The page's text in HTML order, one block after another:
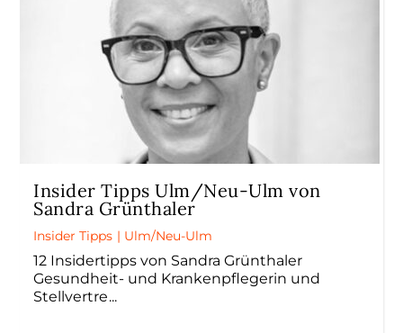
Insider Tipps Ulm/Neu-Ulm von
Sandra Grünthaler
Insider Tipps | Ulm/Neu-Ulm
12 Insidertipps von Sandra Grünthaler
Gesundheit- und Krankenpflegerin und
Stellvertre